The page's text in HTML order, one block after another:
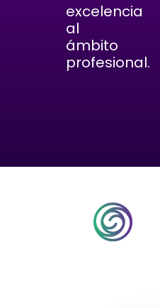
excelencia
al
ámbito
profesional.